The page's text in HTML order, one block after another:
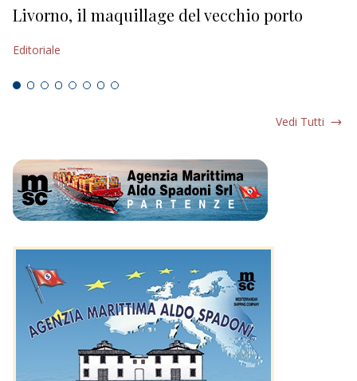
Livorno, il maquillage del vecchio porto
Editoriale
Vedi Tutti